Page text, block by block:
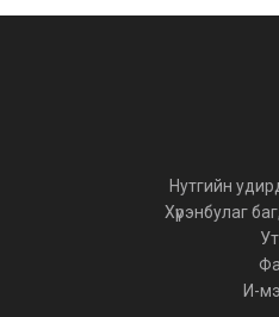
Нутгийн
Хүрэнбулаг
И-